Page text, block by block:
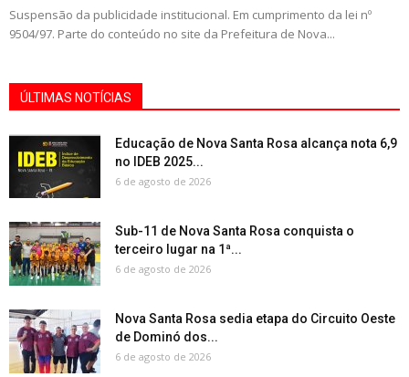
Suspensão da publicidade institucional. Em cumprimento da lei nº
9504/97. Parte do conteúdo no site da Prefeitura de Nova...
ÚLTIMAS NOTÍCIAS
Educação de Nova Santa Rosa alcança nota 6,9
no IDEB 2025...
6 de agosto de 2026
Sub-11 de Nova Santa Rosa conquista o
terceiro lugar na 1ª...
6 de agosto de 2026
Nova Santa Rosa sedia etapa do Circuito Oeste
de Dominó dos...
6 de agosto de 2026